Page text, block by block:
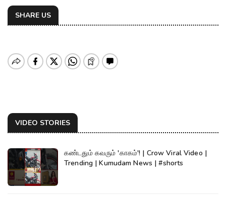
SHARE US
VIDEO STORIES
கண்டதும் கவரும் 'காகம்'! | Crow Viral Video |
Trending | Kumudam News | #shorts